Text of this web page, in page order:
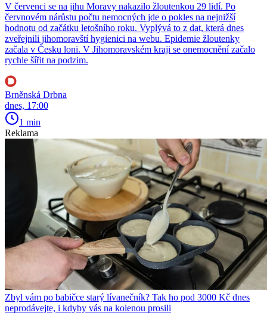
V červenci se na jihu Moravy nakazilo žloutenkou 29 lidí. Po
červnovém nárůstu počtu nemocných jde o pokles na nejnižší
hodnotu od začátku letošního roku. Vyplývá to z dat, která dnes
zveřejnili jihomoravští hygienici na webu. Epidemie žloutenky
začala v Česku loni. V Jihomoravském kraji se onemocnění začalo
rychle šířit na podzim.
Brněnská Drbna
dnes, 17:00
1 min
Reklama
Zbyl vám po babičce starý lívanečník? Tak ho pod 3000 Kč dnes
neprodávejte, i kdyby vás na kolenou prosili